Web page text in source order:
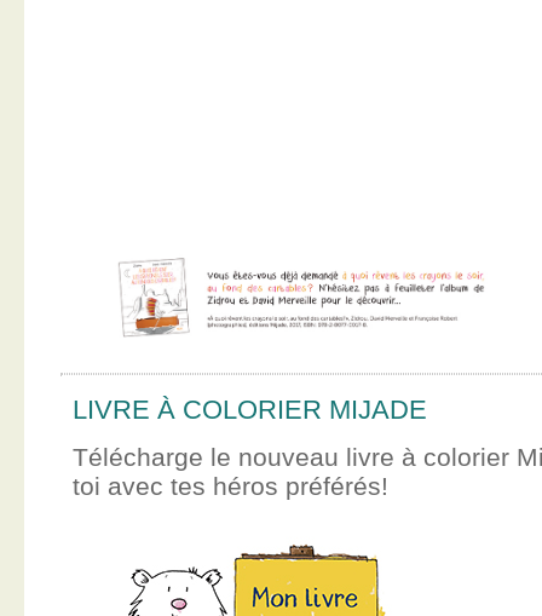
LIVRE À COLORIER MIJADE
Télécharge le nouveau livre à colorier
toi avec tes héros préférés!